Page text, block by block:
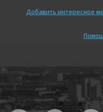
Добавить интересное